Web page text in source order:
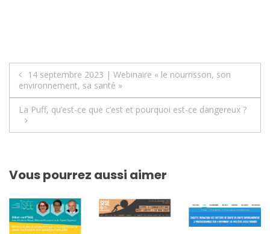
Navigation
de
l’article
14 septembre 2023 | Webinaire « le nourrisson, son
environnement, sa santé »
La Puff, qu’est-ce que c’est et pourquoi est-ce dangereux ?
Vous pourrez aussi aimer